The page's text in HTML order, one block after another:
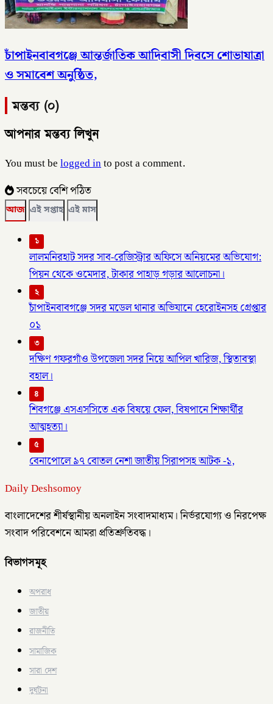
চাঁপাইনবাবগঞ্জে আন্তর্জাতিক আদিবাসী দিবসে শোভাযাত্রা
ও সমাবেশ অনুষ্ঠিত,
মন্তব্য (০)
আপনার মন্তব্য লিখুন
You must belogged into post a comment.
সবচেয়ে বেশি পঠিত
আজ এই সপ্তাহ এই মাস
১
লালমনিরহাট সদর সাব-রেজিস্ট্রার অফিসে অনিয়মের অভিযোগ:
পিয়ন থেকে ওমেদার, টাকার পাহাড় গড়ার আলোচনা।
২
চাঁপাইনবাবগঞ্জে সদর মডেল থানার অভিযানে হেরোইনসহ গ্রেপ্তার
০১
৩
দক্ষিণ গফরগাঁও উপজেলা সদর নিয়ে আপিল খারিজ, স্থিতাবস্থা
বহাল।
৪
শিবগঞ্জে এসএসসিতে এক বিষয়ে ফেল, বিষপানে শিক্ষার্থীর
আত্মহত্যা।
৫
বেনাপোলে ৯৭ বোতল নেশা জাতীয় সিরাপসহ আটক -১,
Daily Deshsomoy
বাংলাদেশের শীর্ষস্থানীয় অনলাইন সংবাদমাধ্যম। নির্ভরযোগ্য ও নিরপেক্ষ
সংবাদ পরিবেশনে আমরা প্রতিশ্রুতিবদ্ধ।
বিভাগসমূহ
অপরাধ
জাতীয়
রাজনীতি
সামাজিক
সারা দেশ
দুর্ঘটনা